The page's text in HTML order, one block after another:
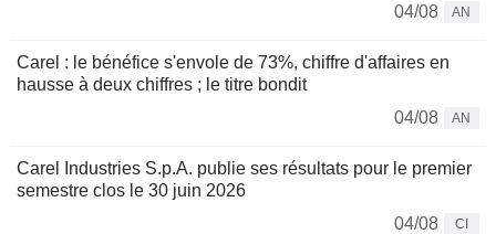
04/08
AN
Carel : le bénéfice s'envole de 73%, chiffre d'affaires en
hausse à deux chiffres ; le titre bondit
04/08
AN
Carel Industries S.p.A. publie ses résultats pour le premier
semestre clos le 30 juin 2026
04/08
CI